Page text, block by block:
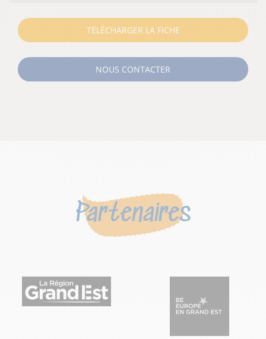
TÉLÉCHARGER LA FICHE
NOUS CONTACTER
Partenaires